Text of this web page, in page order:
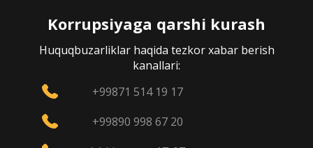
Korrupsiyaga qarshi kurash
Huquqbuzarliklar haqida tezkor xabar berish
kanallari:
+99871 514 19 17
+99890 998 67 20